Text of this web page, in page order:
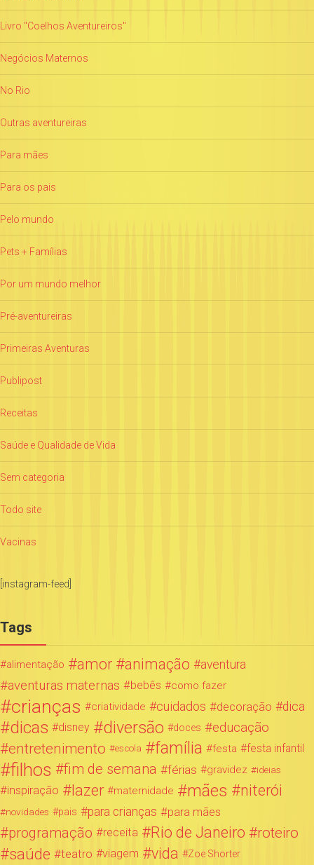
Livro "Coelhos Aventureiros"
Negócios Maternos
No Rio
Outras aventureiras
Para mães
Para os pais
Pelo mundo
Pets + Famílias
Por um mundo melhor
Pré-aventureiras
Primeiras Aventuras
Publipost
Receitas
Saúde e Qualidade de Vida
Sem categoria
Todo site
Vacinas
[instagram-feed]
Tags
alimentação amor animação aventura
aventuras maternas bebês como fazer
crianças criatividade cuidados decoração dica
dicas disney diversão doces educação
entretenimento escola família festa festa infantil
filhos fim de semana férias gravidez ideias
inspiração lazer maternidade mães niterói
novidades pais para crianças para mães
programação receita Rio de Janeiro roteiro
saúde teatro viagem vida Zoe Shorter